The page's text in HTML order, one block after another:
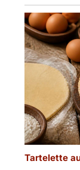
Tartelette